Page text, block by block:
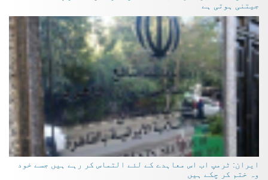
جیتنی ہوتی ہے
ایران: ٹرمپ اب اس معاہدے کے لئے التماس کر رہے ہیں جسے خود
وہ ختم کر چکے ہیں